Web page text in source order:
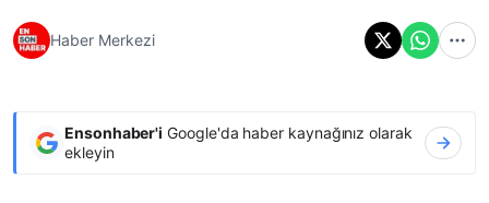
Haber Merkezi
Ensonhaber'i Google'da haber kaynağınız olarak
ekleyin